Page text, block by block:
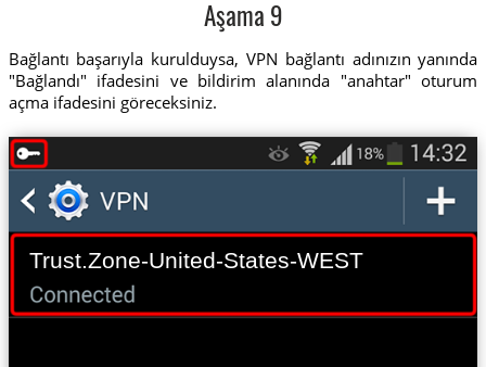
Aşama 9
Bağlantı başarıyla kurulduysa, VPN bağlantı adınızın yanında
"Bağlandı" ifadesini ve bildirim alanında "anahtar" oturum
açma ifadesini göreceksiniz.
Trust.Zone-United-States-WEST